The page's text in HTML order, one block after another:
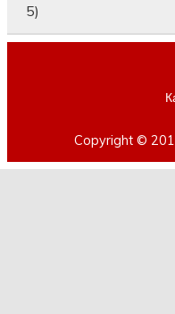
5)
Copyright ©